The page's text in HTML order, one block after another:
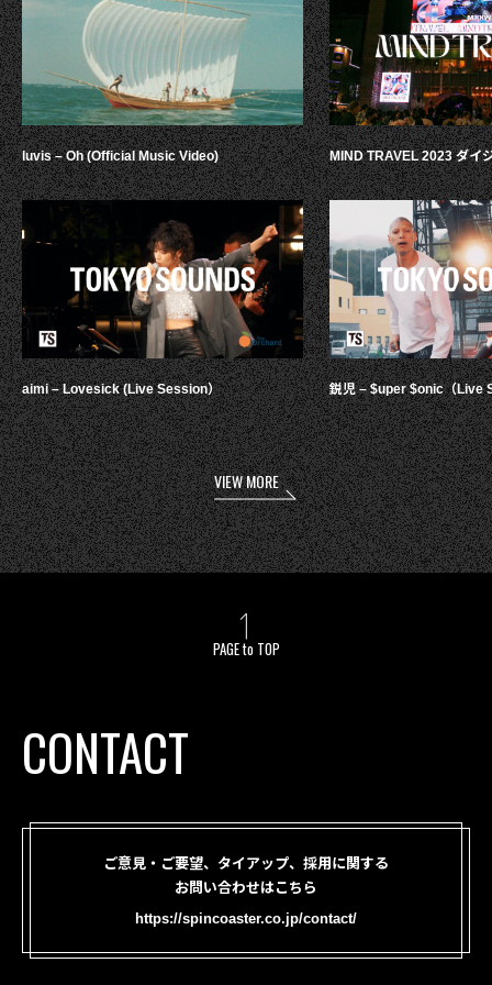
luvis – Oh (Official Music Video)
aimi – Lovesick (Live Session）
MIND TRAVEL 2023 ダイ
鋭児 – $uper $onic（Live
VIEW MORE
PAGE to TOP
CONTACT
ご意見・ご要望、タイアップ、採用に関する
お問い合わせはこちら
https://spincoaster.co.jp/contact/